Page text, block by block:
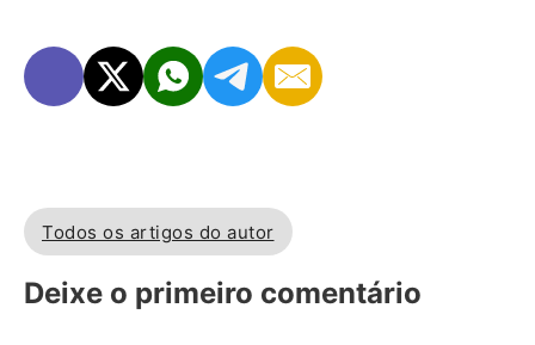
Todos os artigos do autor
Deixe o primeiro comentário